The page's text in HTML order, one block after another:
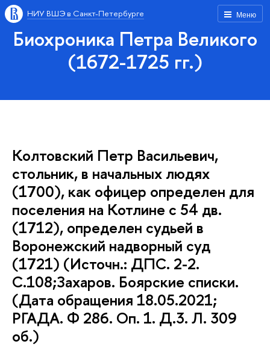
Меню
НИУ ВШЭ в Санкт-Петербурге
Биохроника Петра Великого
(1672-1725 гг.)
Колтовский Петр Васильевич,
стольник, в начальных людях
(1700), как офицер определен для
поселения на Котлине с 54 дв.
(1712), определен судьей в
Воронежский надворный суд
(1721) (Источн.: ДПС. 2-2.
С.108;Захаров. Боярские списки.
(Дата обращения 18.05.2021;
РГАДА. Ф 286. Оп. 1. Д.3. Л. 309
об.)